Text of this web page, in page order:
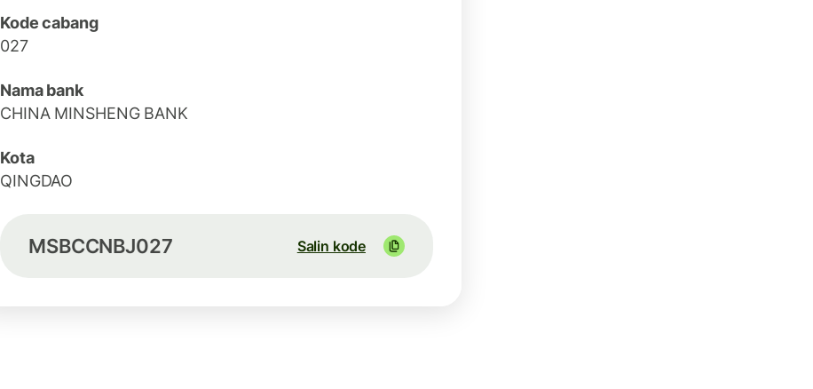
Kode cabang
027
Nama bank
CHINA MINSHENG BANK
Kota
QINGDAO
MSBCCNBJ027 Salin kode